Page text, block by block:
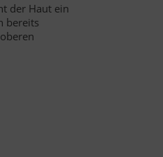
der Haut ein
bereits